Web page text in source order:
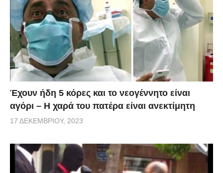
Έχουν ήδη 5 κόρες και το νεογέννητο είναι
αγόρι – Η χαρά του πατέρα είναι ανεκτίμητη
17 ΔΕΚΕΜΒΡΊΟΥ, 2023